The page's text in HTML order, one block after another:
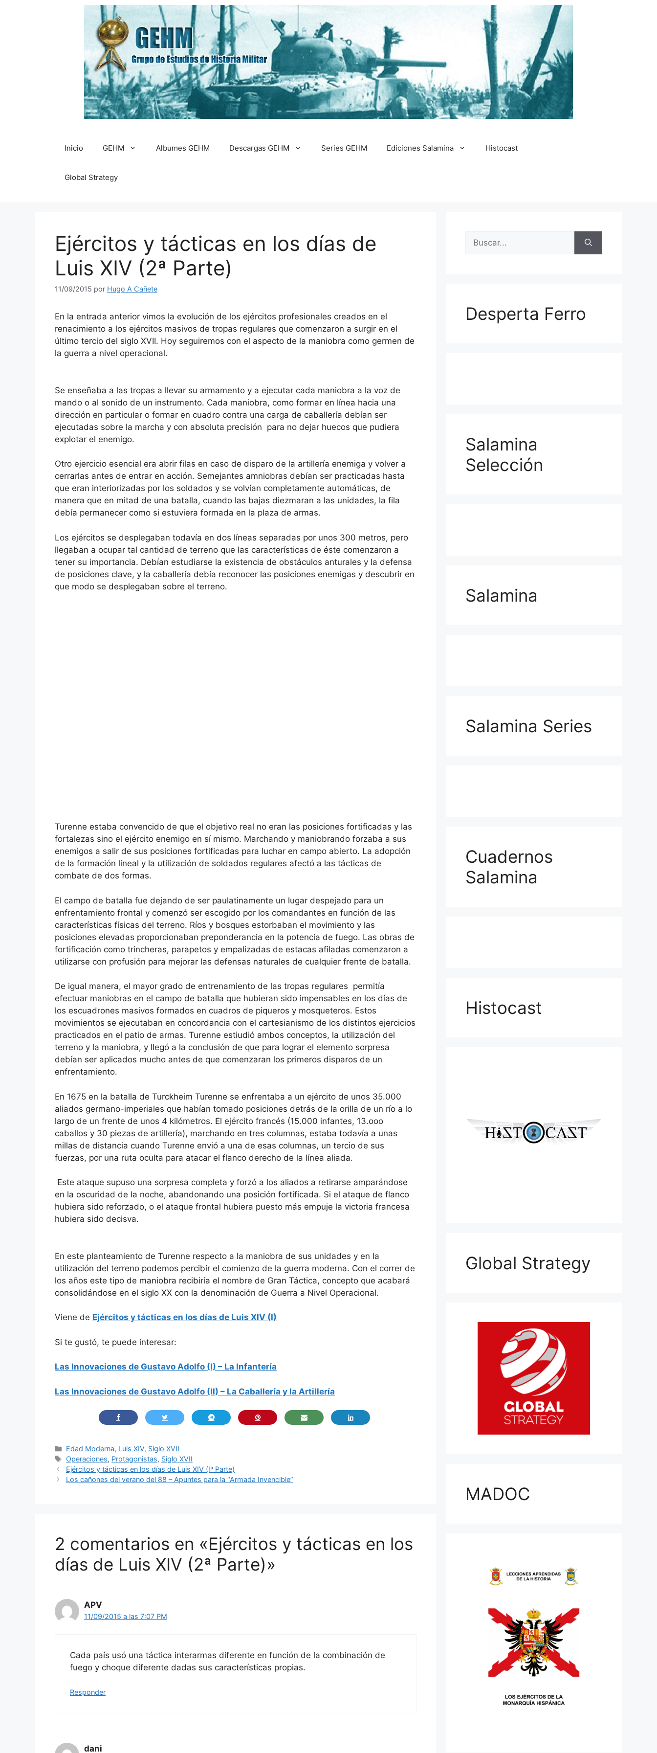
Inicio GEHM Albumes GEHM Descargas GEHM Series GEHM Ediciones Salamina Histocast
Global Strategy
Ejércitos y tácticas en los días de
Luis XIV (2ª Parte)
11/09/2015 por Hugo A Cañete
En la entrada anterior vimos la evolución de los ejércitos profesionales creados en el
renacimiento a los ejércitos masivos de tropas regulares que comenzaron a surgir en el
último tercio del siglo XVII. Hoy seguiremos con el aspecto de la maniobra como germen de
la guerra a nivel operacional.
Se enseñaba a las tropas a llevar su armamento y a ejecutar cada maniobra a la voz de
mando o al sonido de un instrumento. Cada maniobra, como formar en línea hacia una
dirección en particular o formar en cuadro contra una carga de caballería debían ser
ejecutadas sobre la marcha y con absoluta precisión para no dejar huecos que pudiera
explotar el enemigo.
Otro ejercicio esencial era abrir filas en caso de disparo de la artillería enemiga y volver a
cerrarlas antes de entrar en acción. Semejantes amniobras debían ser practicadas hasta
que eran interiorizadas por los soldados y se volvían completamente automáticas, de
manera que en mitad de una batalla, cuando las bajas diezmaran a las unidades, la fila
debía permanecer como si estuviera formada en la plaza de armas.
Los ejércitos se desplegaban todavía en dos líneas separadas por unos 300 metros, pero
llegaban a ocupar tal cantidad de terreno que las características de éste comenzaron a
tener su importancia. Debían estudiarse la existencia de obstáculos anturales y la defensa
de posiciones clave, y la caballería debía reconocer las posiciones enemigas y descubrir en
que modo se desplegaban sobre el terreno.
Turenne estaba convencido de que el objetivo real no eran las posiciones fortificadas y las
fortalezas sino el ejército enemigo en sí mismo. Marchando y maniobrando forzaba a sus
enemigos a salir de sus posiciones fortificadas para luchar en campo abierto. La adopción
de la formación lineal y la utilización de soldados regulares afectó a las tácticas de
combate de dos formas.
El campo de batalla fue dejando de ser paulatinamente un lugar despejado para un
enfrentamiento frontal y comenzó ser escogido por los comandantes en función de las
características físicas del terreno. Ríos y bosques estorbaban el movimiento y las
posiciones elevadas proporcionaban preponderancia en la potencia de fuego. Las obras de
fortificación como trincheras, parapetos y empalizadas de estacas afiladas comenzaron a
utilizarse con profusión para mejorar las defensas naturales de cualquier frente de batalla.
De igual manera, el mayor grado de entrenamiento de las tropas regulares permitía
efectuar maniobras en el campo de batalla que hubieran sido impensables en los días de
los escuadrones masivos formados en cuadros de piqueros y mosqueteros. Estos
movimientos se ejecutaban en concordancia con el cartesianismo de los distintos ejercicios
practicados en el patio de armas. Turenne estiudió ambos conceptos, la utilización del
terreno y la maniobra, y llegó a la conclusión de que para lograr el elemento sorpresa
debían ser aplicados mucho antes de que comenzaran los primeros disparos de un
enfrentamiento.
En 1675 en la batalla de Turckheim Turenne se enfrentaba a un ejército de unos 35.000
aliados germano-imperiales que habían tomado posiciones detrás de la orilla de un río a lo
largo de un frente de unos 4 kilómetros. El ejército francés (15.000 infantes, 13.ooo
caballos y 30 piezas de artillería), marchando en tres columnas, estaba todavía a unas
millas de distancia cuando Turenne envió a una de esas columnas, un tercio de sus
fuerzas, por una ruta oculta para atacar el flanco derecho de la línea aliada.
Este ataque supuso una sorpresa completa y forzó a los aliados a retirarse amparándose
en la oscuridad de la noche, abandonando una posición fortificada. Si el ataque de flanco
hubiera sido reforzado, o el ataque frontal hubiera puesto más empuje la victoria francesa
hubiera sido decisva.
En este planteamiento de Turenne respecto a la maniobra de sus unidades y en la
utilización del terreno podemos percibir el comienzo de la guerra moderna. Con el correr de
los años este tipo de maniobra recibiría el nombre de Gran Táctica, concepto que acabará
consolidándose en el siglo XX con la denominación de Guerra a Nivel Operacional.
Viene de Ejércitos y tácticas en los días de Luis XIV (I)
Si te gustó, te puede interesar:
Las Innovaciones de Gustavo Adolfo (I) – La Infantería
Las Innovaciones de Gustavo Adolfo (II) – La Caballería y la Artillería
Categorías
Edad Moderna, Luis XIV, Siglo XVII
Etiquetas
Operaciones, Protagonistas, Siglo XVII
Ejércitos y tácticas en los días de Luis XIV (Iª Parte)
Los cañones del verano del 88 – Apuntes para la “Armada Invencible”
2 comentarios en «Ejércitos y tácticas en los
días de Luis XIV (2ª Parte)»
APV
11/09/2015 a las 7:07 PM
Cada país usó una táctica interarmas diferente en función de la combinación de
fuego y choque diferente dadas sus características propias.
Responder
dani
Buscar:
Desperta Ferro
Salamina
Selección
Salamina
Salamina Series
Cuadernos
Salamina
Histocast
Global Strategy
MADOC